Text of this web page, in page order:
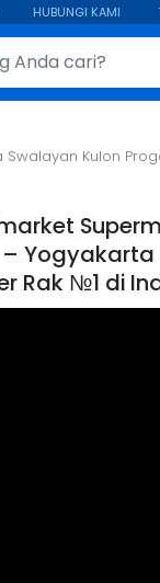
HUBUNGI KAMI
Kulon
Yogyakarta
Rak №1 di